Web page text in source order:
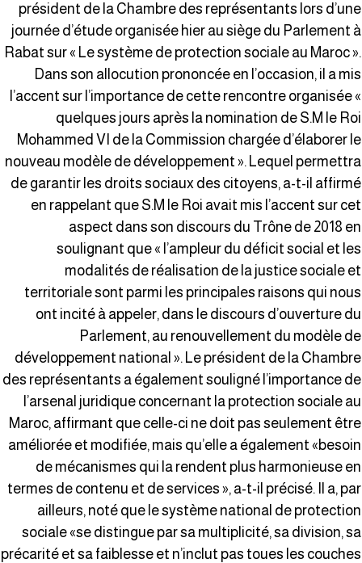
président de la Chambre des représentants lors
journée d’étude organisée hier au siège du Parlement
Rabat sur « Le système de protection sociale au Maroc
Dans son allocution prononcée en l’occasion, il a
l’accent sur l’importance de cette rencontre organisée
quelques jours après la nomination de S.M le
Mohammed VI de la Commission chargée d’élaborer
nouveau modèle de développement ». Lequel
de garantir les droits sociaux des citoyens, a-t-il
en rappelant que S.M le Roi avait mis l’accent sur
aspect dans son discours du Trône de 2018
soulignant que « l’ampleur du déficit social et
modalités de réalisation de la justice sociale
territoriale sont parmi les principales raisons qui
ont incité à appeler, dans le discours d’ouverture
Parlement, au renouvellement du modèle
développement national ». Le président de la
des représentants a également souligné l’importance
l’arsenal juridique concernant la protection sociale
Maroc, affirmant que celle-ci ne doit pas seulement
améliorée et modifiée, mais qu’elle a également
de mécanismes qui la rendent plus harmonieuse
termes de contenu et de services », a-t-il précisé. Il a,
ailleurs, noté que le système national de
sociale «se distingue par sa multiplicité, sa division,
précarité et sa faiblesse et n’inclut pas toues les